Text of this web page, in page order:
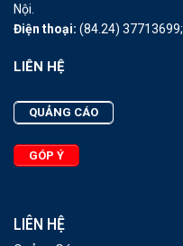
Nội.
Điện thoại: (84.24) 37713699;
LIÊN HỆ
QUẢNG CÁO
GÓP Ý
LIÊN HỆ